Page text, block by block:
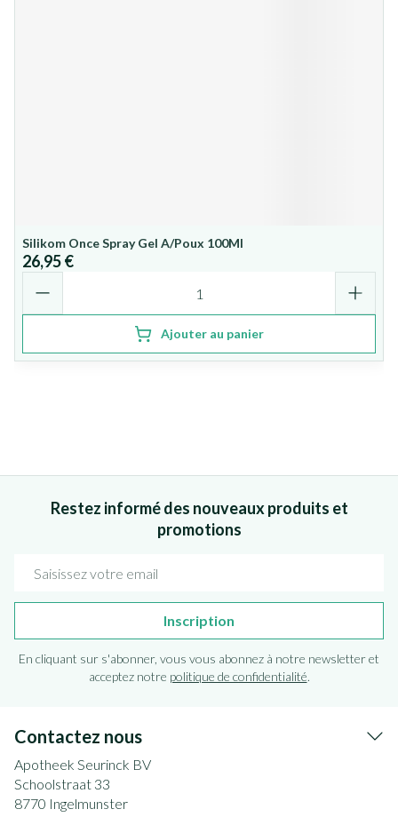
Silikom Once Spray Gel A/Poux 100Ml
26,95 €
Ajouter au panier
Restez informé des nouveaux produits et
promotions
Inscription
En cliquant sur s'abonner, vous vous abonnez à notre newsletter et
acceptez notre politique de confidentialité.
Contactez nous
Apotheek Seurinck BV
Schoolstraat 33
8770 Ingelmunster